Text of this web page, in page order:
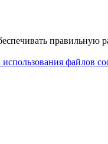
правильную
файлов